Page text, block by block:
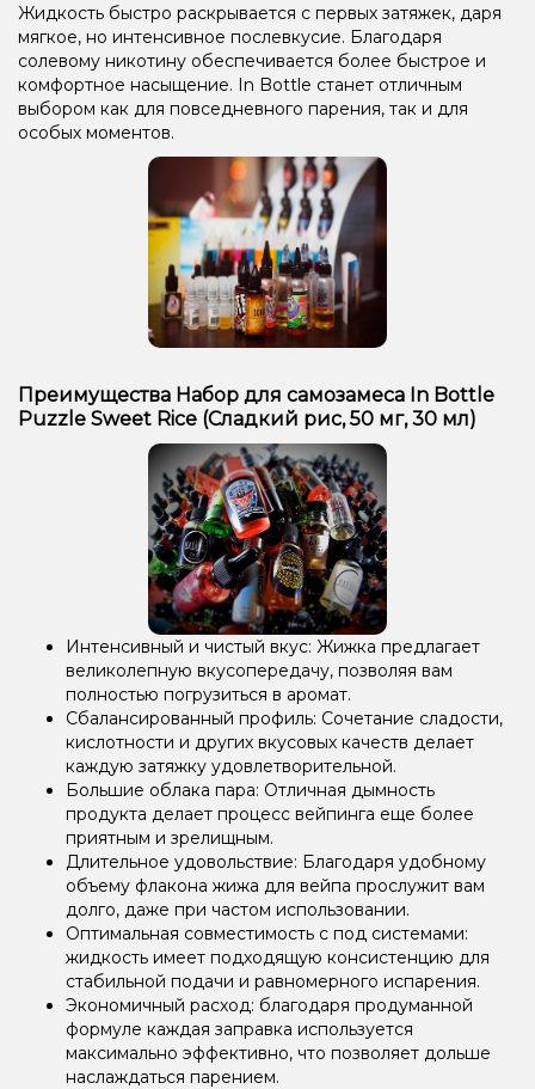
Жидкость быстро раскрывается с первых затяжек, даря
мягкое, но интенсивное послевкусие. Благодаря
солевому никотину обеспечивается более быстрое и
комфортное насыщение. In Bottle станет отличным
выбором как для повседневного парения, так и для
особых моментов.
Преимущества Набор для самозамеса In Bottle
Puzzle Sweet Rice (Сладкий рис, 50 мг, 30 мл)
Интенсивный и чистый вкус: Жижка предлагает
великолепную вкусопередачу, позволяя вам
полностью погрузиться в аромат.
Сбалансированный профиль: Сочетание сладости,
кислотности и других вкусовых качеств делает
каждую затяжку удовлетворительной.
Большие облака пара: Отличная дымность
продукта делает процесс вейпинга еще более
приятным и зрелищным.
Длительное удовольствие: Благодаря удобному
объему флакона жижа для вейпа прослужит вам
долго, даже при частом использовании.
Оптимальная совместимость с под системами:
жидкость имеет подходящую консистенцию для
стабильной подачи и равномерного испарения.
Экономичный расход: благодаря продуманной
формуле каждая заправка используется
максимально эффективно, что позволяет дольше
наслаждаться парением.